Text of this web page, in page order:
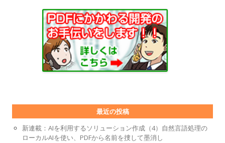
最近の投稿
新連載：AIを利用するソリューション作成（4）自然言語処理の
ローカルAIを使い、PDFから名前を捜して墨消し